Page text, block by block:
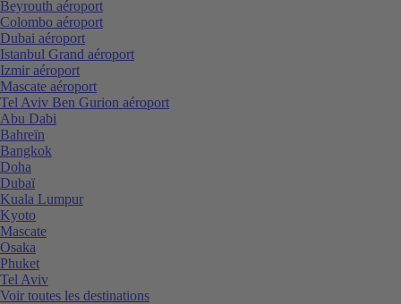
Beyrouth aéroport
Colombo aéroport
Dubai aéroport
Istanbul Grand aéroport
Izmir aéroport
Mascate aéroport
Tel Aviv Ben Gurion aéroport
Abu Dabi
Bahreïn
Bangkok
Doha
Dubaï
Kuala Lumpur
Kyoto
Mascate
Osaka
Phuket
Tel Aviv
Voir toutes les destinations